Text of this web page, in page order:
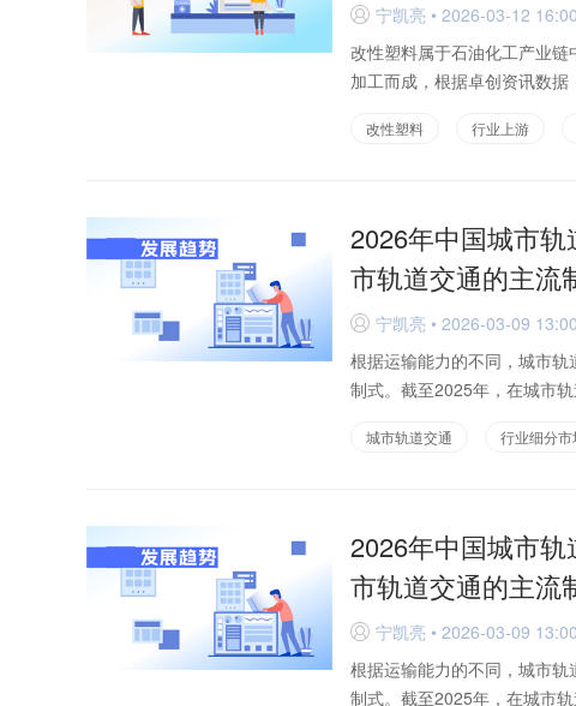
D 宁凯亮 • 2026-03-12 16:00
改性塑料属于石油化工产业
加工而成，根据卓创资讯数
改性塑料 行业上游
2026年中国城市
市轨道交通的主流
D 宁凯亮 • 2026-03-09 13:00
根据运输能力的不同，城市
制式。截至2025年，在城市
城市轨道交通 行业细分市
2026年中国城市
市轨道交通的主流
D 宁凯亮 • 2026-03-09 13:00
根据运输能力的不同，城市
制式。截至2025年，在城市